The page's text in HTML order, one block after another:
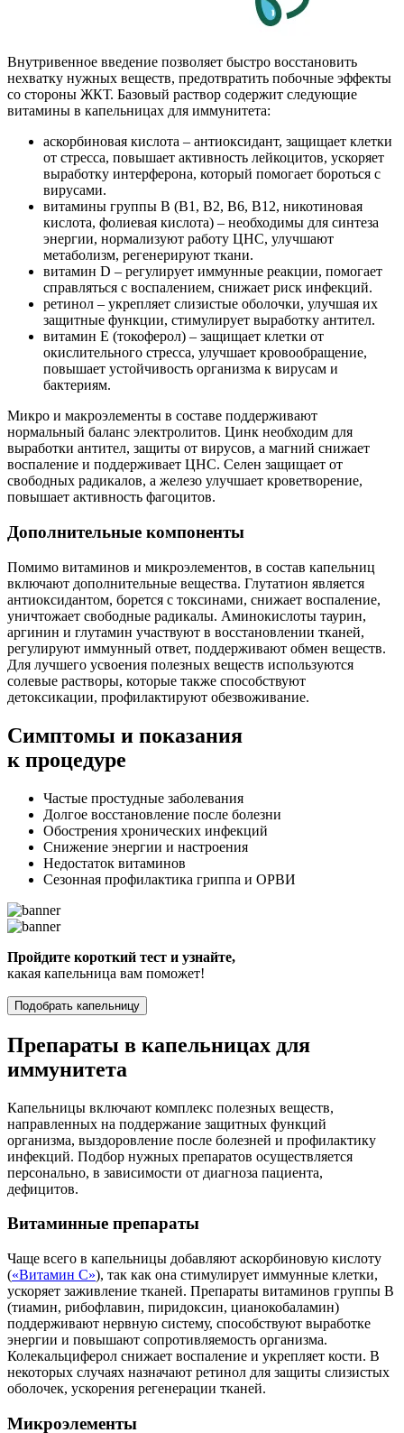
Внутривенное введение позволяет быстро восстановить
нехватку нужных веществ, предотвратить побочные эффекты
со стороны ЖКТ. Базовый раствор содержит следующие
витамины в капельницах для иммунитета:
аскорбиновая кислота – антиоксидант, защищает клетки
от стресса, повышает активность лейкоцитов, ускоряет
выработку интерферона, который помогает бороться с
вирусами.
витамины группы B (B1, B2, B6, B12, никотиновая
кислота, фолиевая кислота) – необходимы для синтеза
энергии, нормализуют работу ЦНС, улучшают
метаболизм, регенерируют ткани.
витамин D – регулирует иммунные реакции, помогает
справляться с воспалением, снижает риск инфекций.
ретинол – укрепляет слизистые оболочки, улучшая их
защитные функции, стимулирует выработку антител.
витамин E (токоферол) – защищает клетки от
окислительного стресса, улучшает кровообращение,
повышает устойчивость организма к вирусам и
бактериям.
Микро и макроэлементы в составе поддерживают
нормальный баланс электролитов. Цинк необходим для
выработки антител, защиты от вирусов, а магний снижает
воспаление и поддерживает ЦНС. Селен защищает от
свободных радикалов, а железо улучшает кроветворение,
повышает активность фагоцитов.
Дополнительные компоненты
Помимо витаминов и микроэлементов, в состав капельниц
включают дополнительные вещества. Глутатион является
антиоксидантом, борется с токсинами, снижает воспаление,
уничтожает свободные радикалы. Аминокислоты таурин,
аргинин и глутамин участвуют в восстановлении тканей,
регулируют иммунный ответ, поддерживают обмен веществ.
Для лучшего усвоения полезных веществ используются
солевые растворы, которые также способствуют
детоксикации, профилактируют обезвоживание.
Симптомы и показания
к процедуре
Частые простудные заболевания
Долгое восстановление после болезни
Обострения хронических инфекций
Снижение энергии и настроения
Недостаток витаминов
Сезонная профилактика гриппа и ОРВИ
Пройдите короткий тест и узнайте,
какая капельница вам поможет!
Подобрать капельницу
Препараты в капельницах для
иммунитета
Капельницы включают комплекс полезных веществ,
направленных на поддержание защитных функций
организма, выздоровление после болезней и профилактику
инфекций. Подбор нужных препаратов осуществляется
персонально, в зависимости от диагноза пациента,
дефицитов.
Витаминные препараты
Чаще всего в капельницы добавляют аскорбиновую кислоту
(«Витамин C»), так как она стимулирует иммунные клетки,
ускоряет заживление тканей. Препараты витаминов группы B
(тиамин, рибофлавин, пиридоксин, цианокобаламин)
поддерживают нервную систему, способствуют выработке
энергии и повышают сопротивляемость организма.
Колекальциферол снижает воспаление и укрепляет кости. В
некоторых случаях назначают ретинол для защиты слизистых
оболочек, ускорения регенерации тканей.
Микроэлементы